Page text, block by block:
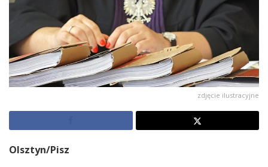
zdjęcie ilustracyjne
Olsztyn/Pisz